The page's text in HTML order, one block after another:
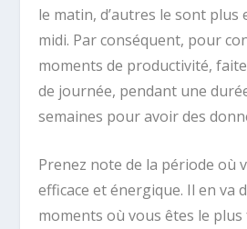
le matin, d’autres le sont plus
midi. Par conséquent, pour
moments de productivité,
de journée, pendant une
semaines pour avoir des
Prenez note de la période où
efficace et énergique. Il en va
moments où vous êtes le